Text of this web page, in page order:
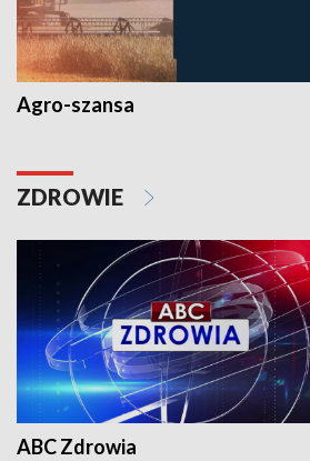
Agro-szansa
ZDROWIE
ABC Zdrowia